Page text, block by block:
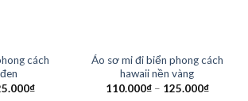
cách
₫
Áo sơ mi đi biển phong cách
hawaii nền vàng
110.000₫– 125.000₫